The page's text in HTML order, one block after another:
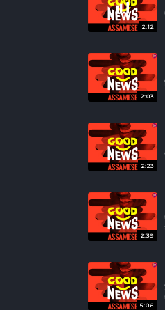
2:12
2:03
2:23
2:39
5:06